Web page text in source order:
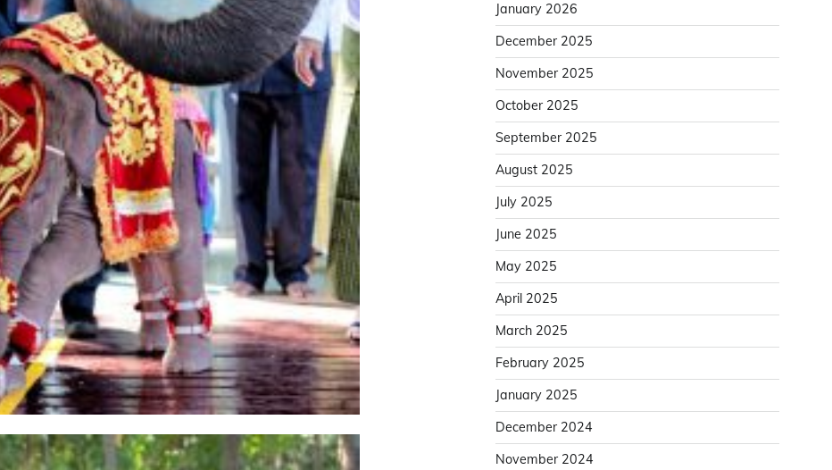
January 2026
December 2025
November 2025
October 2025
September 2025
August 2025
July 2025
June 2025
May 2025
April 2025
March 2025
February 2025
January 2025
December 2024
November 2024